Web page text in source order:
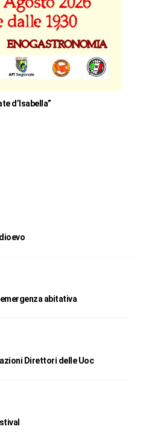
d’Isabella”
abitativa
Direttori delle Uoc